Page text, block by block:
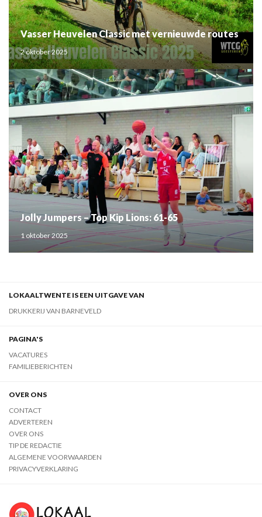
Vasser Heuvelen Classic met vernieuwde routes
2 oktober 2025
Jolly Jumpers – Top Kip Lions: 61-65
1 oktober 2025
LOKAALTWENTE IS EEN UITGAVE VAN
DRUKKERIJ VAN BARNEVELD
PAGINA'S
VACATURES
FAMILIEBERICHTEN
OVER ONS
CONTACT
ADVERTEREN
OVER ONS
TIP DE REDACTIE
ALGEMENE VOORWAARDEN
PRIVACYVERKLARING